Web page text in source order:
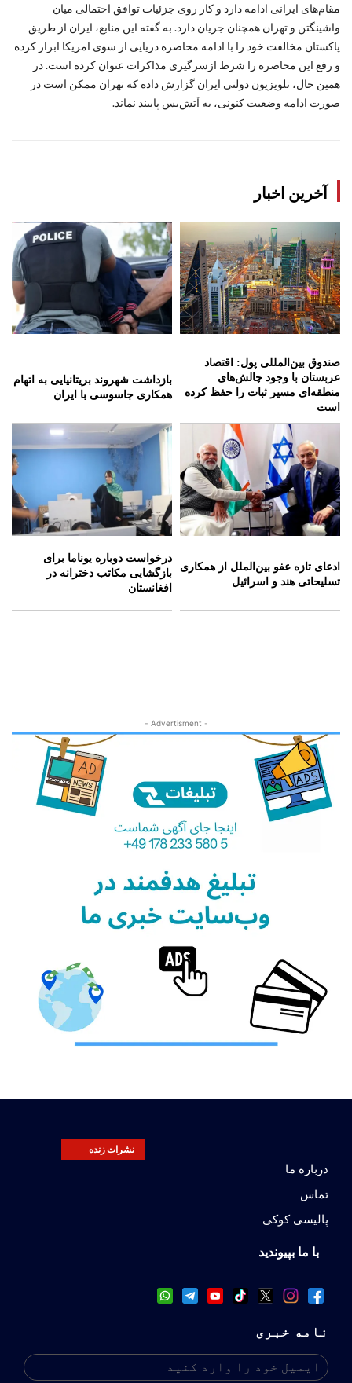
مقام‌های ایرانی ادامه دارد و کار روی جزئیات توافق احتمالی میان
واشینگتن و تهران همچنان جریان دارد. به گفته این منابع، ایران از طریق
پاکستان مخالفت خود را با ادامه محاصره دریایی از سوی امریکا ابراز کرده
و رفع این محاصره را شرط ازسرگیری مذاکرات عنوان کرده است. در
همین حال، تلویزیون دولتی ایران گزارش داده که تهران ممکن است در
صورت ادامه وضعیت کنونی، به آتش‌بس پایبند نماند.
آخرین اخبار
صندوق بین‌المللی پول: اقتصاد
عربستان با وجود چالش‌های
منطقه‌ای مسیر ثبات را حفظ کرده
است
بازداشت شهروند بریتانیایی به اتهام
همکاری جاسوسی با ایران
ادعای تازه عفو بین‌الملل از همکاری
تسلیحاتی هند و اسرائیل
درخواست دوباره یوناما برای
بازگشایی مکاتب دخترانه در
افغانستان
- Advertisment -
نشرات زنده
درباره ما
تماس
پالیسی کوکی
با ما بپیوندید
نامه خبری